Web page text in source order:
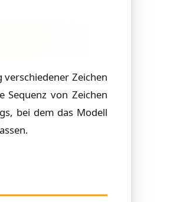
Zeichen
Sequenz von Zeichen
bei dem das Modell